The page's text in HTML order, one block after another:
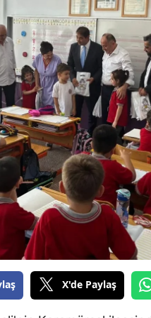
Bilecik
Bingöl
Bitlis
Bolu
Burdur
Bursa
Çanakkale
Çankırı
Çorum
Denizli
X'de Paylaş